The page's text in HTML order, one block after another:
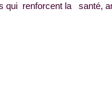
qui renforcent la santé,